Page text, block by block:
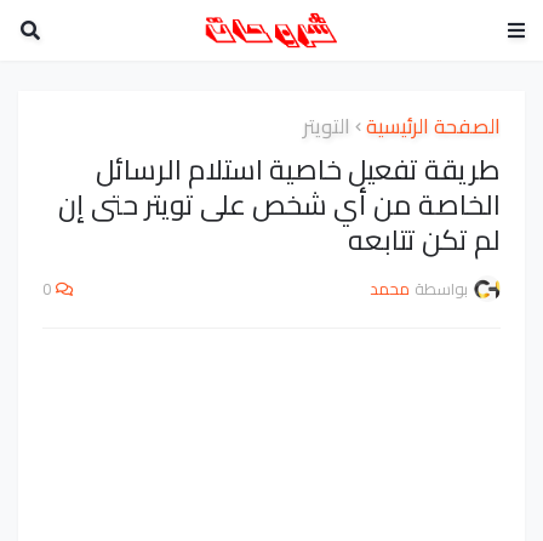
الصفحة الرئيسية التويتر
طريقة تفعيل خاصية استلام الرسائل
الخاصة من أي شخص على تويتر حتى إن
لم تكن تتابعه
بواسطة محمد 0